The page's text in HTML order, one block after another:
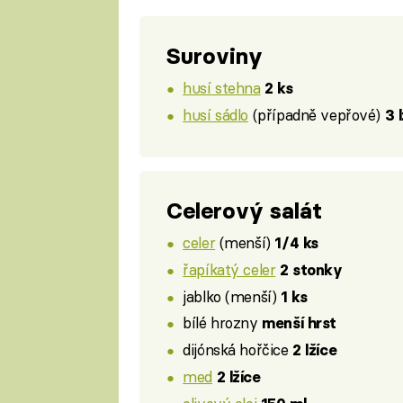
Suroviny
husí stehna 2 ks
husí sádlo (případně vepřové) 3
Celerový salát
celer(menší) 1/4 ks
řapíkatý celer 2 stonky
jablko (menší) 1 ks
bílé hrozny menší hrst
dijónská hořčice 2 lžíce
med 2 lžíce